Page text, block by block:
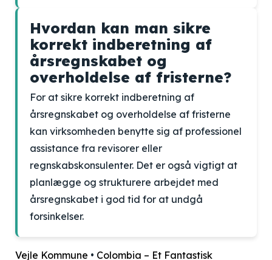
Hvordan kan man sikre
korrekt indberetning af
årsregnskabet og
overholdelse af fristerne?
For at sikre korrekt indberetning af
årsregnskabet og overholdelse af fristerne
kan virksomheden benytte sig af professionel
assistance fra revisorer eller
regnskabskonsulenter. Det er også vigtigt at
planlægge og strukturere arbejdet med
årsregnskabet i god tid for at undgå
forsinkelser.
Vejle Kommune • Colombia – Et Fantastisk